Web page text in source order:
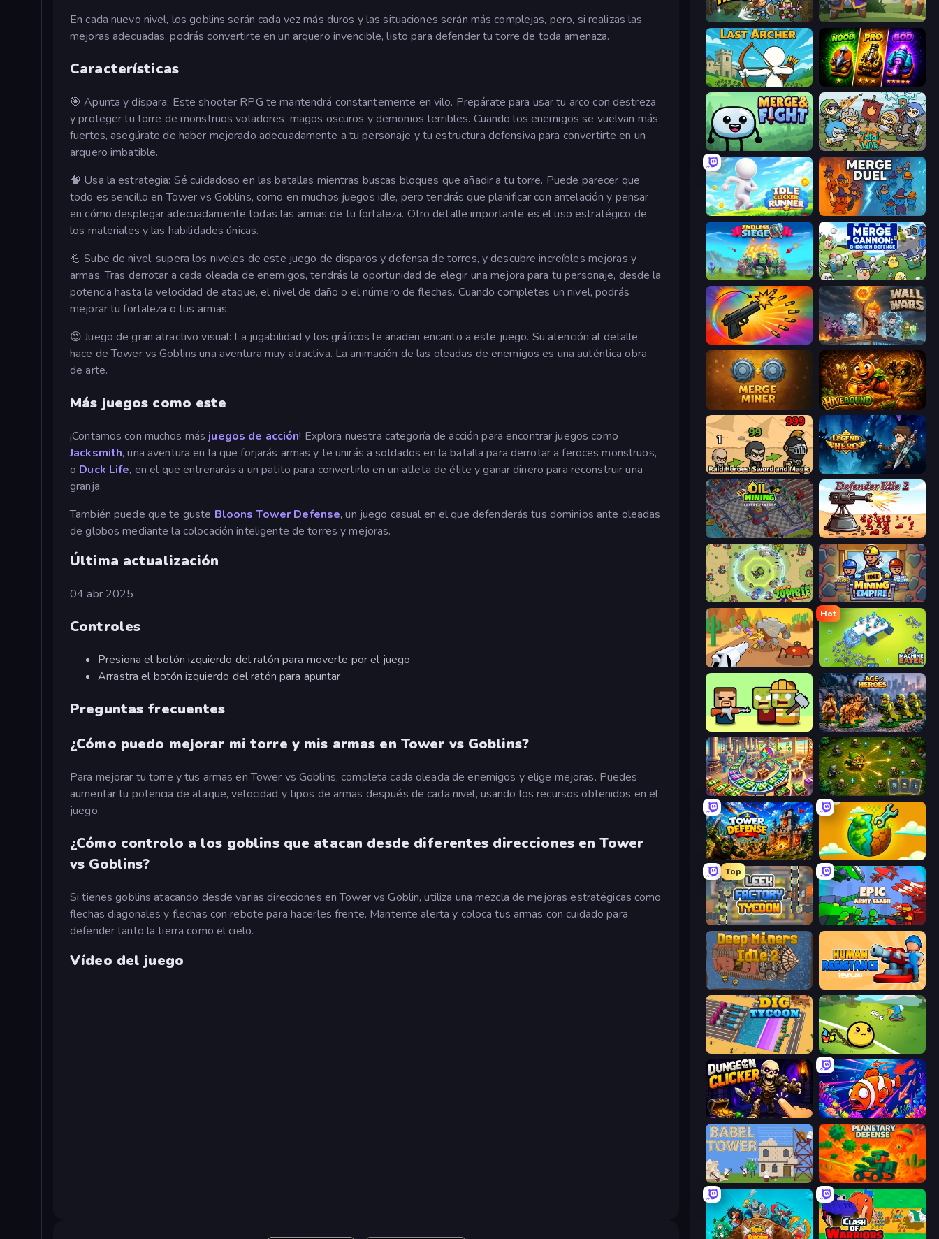
En cada nuevo nivel, los goblins serán cada vez más duros y las situaciones serán más complejas, pero, si realizas las
mejoras adecuadas, podrás convertirte en un arquero invencible, listo para defender tu torre de toda amenaza.
Características
🎯 Apunta y dispara: Este shooter RPG te mantendrá constantemente en vilo. Prepárate para usar tu arco con destreza
y proteger tu torre de monstruos voladores, magos oscuros y demonios terribles. Cuando los enemigos se vuelvan más
fuertes, asegúrate de haber mejorado adecuadamente a tu personaje y tu estructura defensiva para convertirte en un
arquero imbatible.
🧠 Usa la estrategia: Sé cuidadoso en las batallas mientras buscas bloques que añadir a tu torre. Puede parecer que
todo es sencillo en Tower vs Goblins, como en muchos juegos idle, pero tendrás que planificar con antelación y pensar
en cómo desplegar adecuadamente todas las armas de tu fortaleza. Otro detalle importante es el uso estratégico de
los materiales y las habilidades únicas.
💪 Sube de nivel: supera los niveles de este juego de disparos y defensa de torres, y descubre increíbles mejoras y
armas. Tras derrotar a cada oleada de enemigos, tendrás la oportunidad de elegir una mejora para tu personaje, desde la
potencia hasta la velocidad de ataque, el nivel de daño o el número de flechas. Cuando completes un nivel, podrás
mejorar tu fortaleza o tus armas.
😍 Juego de gran atractivo visual: La jugabilidad y los gráficos le añaden encanto a este juego. Su atención al detalle
hace de Tower vs Goblins una aventura muy atractiva. La animación de las oleadas de enemigos es una auténtica obra
de arte.
Más juegos como este
¡Contamos con muchos más juegos de acción! Explora nuestra categoría de acción para encontrar juegos como
Jacksmith, una aventura en la que forjarás armas y te unirás a soldados en la batalla para derrotar a feroces monstruos,
o Duck Life, en el que entrenarás a un patito para convertirlo en un atleta de élite y ganar dinero para reconstruir una
granja.
También puede que te guste Bloons Tower Defense, un juego casual en el que defenderás tus dominios ante oleadas
de globos mediante la colocación inteligente de torres y mejoras.
Última actualización
04 abr 2025
Controles
Presiona el botón izquierdo del ratón para moverte por el juego
Arrastra el botón izquierdo del ratón para apuntar
Preguntas frecuentes
¿Cómo puedo mejorar mi torre y mis armas en Tower vs Goblins?
Para mejorar tu torre y tus armas en Tower vs Goblins, completa cada oleada de enemigos y elige mejoras. Puedes
aumentar tu potencia de ataque, velocidad y tipos de armas después de cada nivel, usando los recursos obtenidos en el
juego.
¿Cómo controlo a los goblins que atacan desde diferentes direcciones en Tower
vs Goblins?
Si tienes goblins atacando desde varias direcciones en Tower vs Goblin, utiliza una mezcla de mejoras estratégicas como
flechas diagonales y flechas con rebote para hacerles frente. Mantente alerta y coloca tus armas con cuidado para
defender tanto la tierra como el cielo.
Vídeo del juego
Fortress Merge Heroes Tower
Last Archer Merge Survival
Merge & Fight Raid Heroes: Total War
Idle Clicker Runner MergeDuel.io
Endless Siege Merge Cannon: Chicken Defense
Chair Force Buzz Wall Wars
Merge Miner Hivebound
Raid Heroes: Sword and Magic Legend of Hero
Oil Mining 3D: Petrol Factory Defender Idle 2
Jackal Zombie Survival Idle Mining Empire
Idle Gun Survivor
Hot
Machine Eater
Zombie Horde: Build & Survive Age of Heroes
Money Factory: Tycoon Idle Game Tiny Ranger
Tower Defense Land Explorers: Merge & Build
Top
Leek Factory Tycoon Epic Army Clash
Deep Miners Idle 2 Human Resistance
Dig Tycoon Monster Mixer Idle
Dungeon Clicker Fish Catch Idle
Babel Tower Planetary Defense